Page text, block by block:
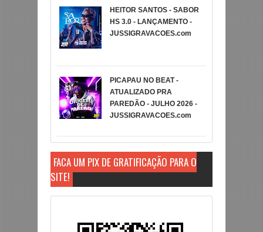
HEITOR SANTOS - SABOR
HS 3.0 - LANÇAMENTO -
JUSSIGRAVACOES.com
PICAPAU NO BEAT -
ATUALIZADO PRA
PAREDÃO - JULHO 2026 -
JUSSIGRAVACOES.com
FAÇA UM PIX DE GRATIFICAÇÃO PARA O
SITE!